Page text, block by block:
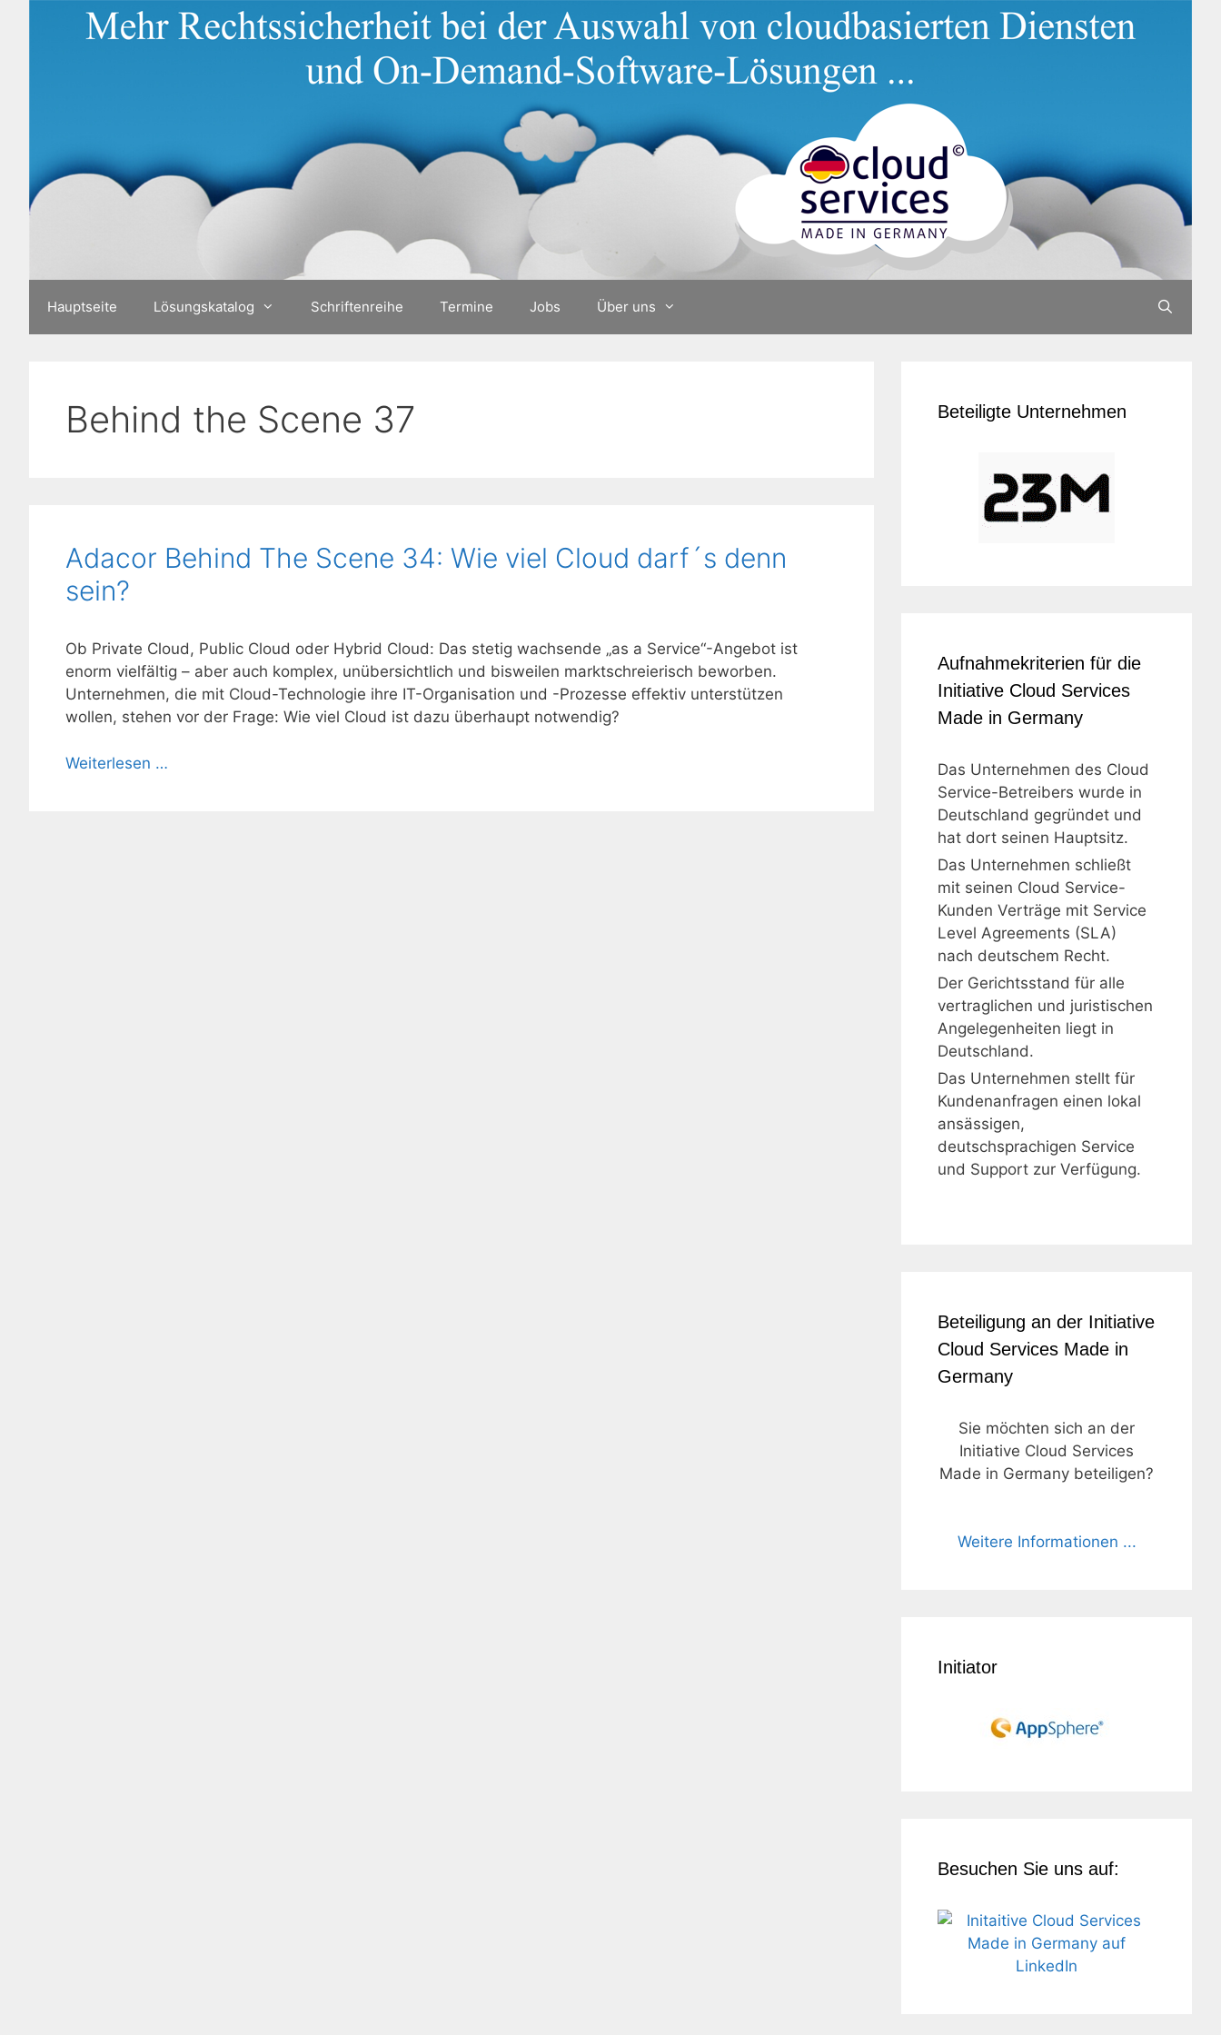
Hauptseite Lösungskatalog Schriftenreihe Termine Jobs Über uns
Behind the Scene 37
Adacor Behind The Scene 34: Wie viel Cloud darf´s denn
sein?
Ob Private Cloud, Public Cloud oder Hybrid Cloud: Das stetig wachsende „as a Service“-Angebot ist
enorm vielfältig – aber auch komplex, unübersichtlich und bisweilen marktschreierisch beworben.
Unternehmen, die mit Cloud-Technologie ihre IT-Organisation und -Prozesse effektiv unterstützen
wollen, stehen vor der Frage: Wie viel Cloud ist dazu überhaupt notwendig?
Weiterlesen …
Beteiligte Unternehmen
Aufnahmekriterien für die
Initiative Cloud Services
Made in Germany
Das Unternehmen des Cloud
Service-Betreibers wurde in
Deutschland gegründet und
hat dort seinen Hauptsitz.
Das Unternehmen schließt
mit seinen Cloud Service-
Kunden Verträge mit Service
Level Agreements (SLA)
nach deutschem Recht.
Der Gerichtsstand für alle
vertraglichen und juristischen
Angelegenheiten liegt in
Deutschland.
Das Unternehmen stellt für
Kundenanfragen einen lokal
ansässigen,
deutschsprachigen Service
und Support zur Verfügung.
Beteiligung an der Initiative
Cloud Services Made in
Germany
Sie möchten sich an der
Initiative Cloud Services
Made in Germany beteiligen?
Weitere Informationen ...
Initiator
Besuchen Sie uns auf: